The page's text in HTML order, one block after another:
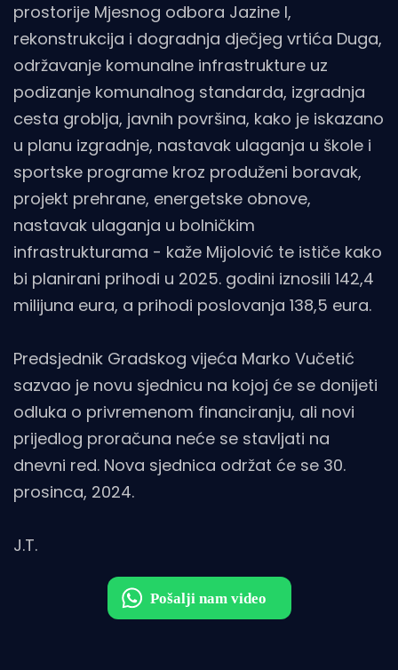
prostorije Mjesnog odbora Jazine I,
rekonstrukcija i dogradnja dječjeg vrtića Duga,
održavanje komunalne infrastrukture uz
podizanje komunalnog standarda, izgradnja
cesta groblja, javnih površina, kako je iskazano
u planu izgradnje, nastavak ulaganja u škole i
sportske programe kroz produženi boravak,
projekt prehrane, energetske obnove,
nastavak ulaganja u bolničkim
infrastrukturama - kaže Mijolović te ističe kako
bi planirani prihodi u 2025. godini iznosili 142,4
milijuna eura, a prihodi poslovanja 138,5 eura.
Predsjednik Gradskog vijeća Marko Vučetić
sazvao je novu sjednicu na kojoj će se donijeti
odluka o privremenom financiranju, ali novi
prijedlog proračuna neće se stavljati na
dnevni red. Nova sjednica održat će se 30.
prosinca, 2024.
J.T.